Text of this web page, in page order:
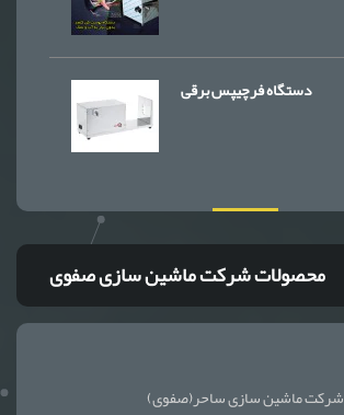
دستگاه فرچیپس برقی
محصولات شرکت ماشین سازی صفوی
شرکت ماشین سازی ساحر(صفوی)